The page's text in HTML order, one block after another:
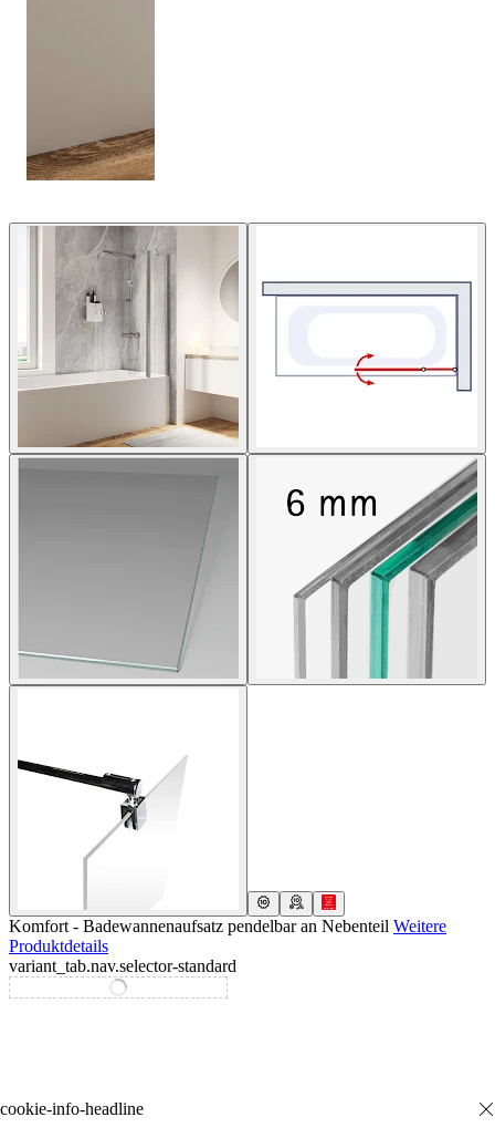
Komfort - Badewannenaufsatz pendelbar an Nebenteil Weitere
Produktdetails
variant_tab.nav.selector-standard
variant_tab.nav.selector-special